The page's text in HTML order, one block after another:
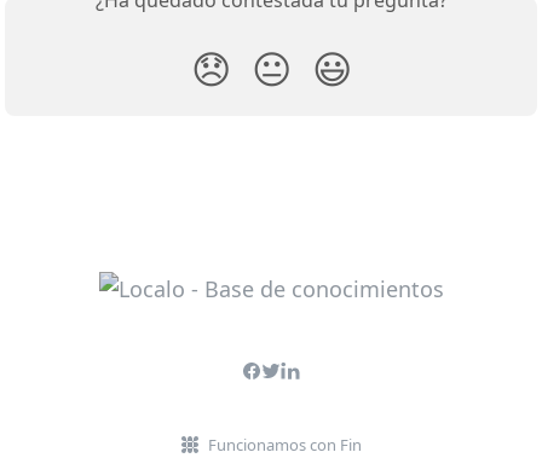
😞 😐 😃
Funcionamos con Fin